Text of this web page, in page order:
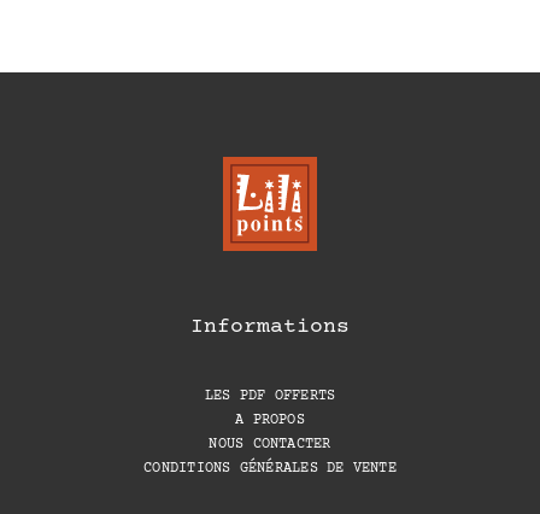
Informations
LES PDF OFFERTS
A PROPOS
NOUS CONTACTER
CONDITIONS GÉNÉRALES DE VENTE